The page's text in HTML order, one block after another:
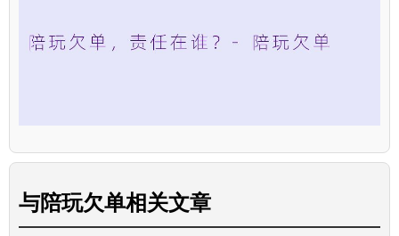
与陪玩欠单相关文章